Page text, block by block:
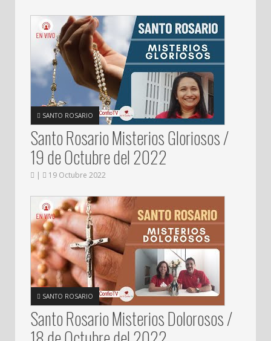
SANTO ROSARIO
Santo Rosario Misterios Gloriosos /
19 de Octubre del 2022
| 19 Octubre 2022
SANTO ROSARIO
Santo Rosario Misterios Dolorosos /